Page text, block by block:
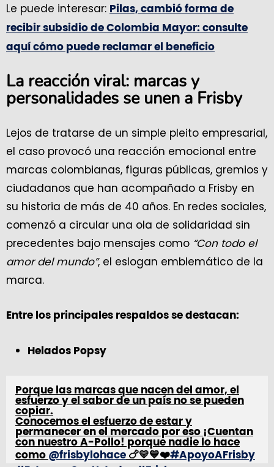
Le puede interesar: Pilas, cambió forma de
recibir subsidio de Colombia Mayor: consulte
aquí cómo puede reclamar el beneficio
La reacción viral: marcas y
personalidades se unen a Frisby
Lejos de tratarse de un simple pleito empresarial,
el caso provocó una reacción emocional entre
marcas colombianas, figuras públicas, gremios y
ciudadanos que han acompañado a Frisby en
su historia de más de 40 años. En redes sociales,
comenzó a circular una ola de solidaridad sin
precedentes bajo mensajes como “Con todo el
amor del mundo”, el eslogan emblemático de la
marca.
Entre los principales respaldos se destacan:
Helados Popsy
Porque las marcas que nacen del amor, el
esfuerzo y el sabor de un país no se pueden
copiar.
Conocemos el esfuerzo de estar y
permanecer en el mercado por eso ¡Cuentan
con nuestro A-Pollo! porque nadie lo hace
como @frisbylohace 🍗💛💙❤️#ApoyoAFrisby